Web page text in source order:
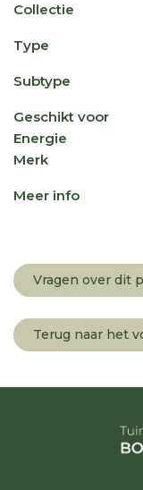
Collectie
Type
Subtype
Geschikt voor
Energie
Merk
Meer info
Vragen over dit
Terug naar het